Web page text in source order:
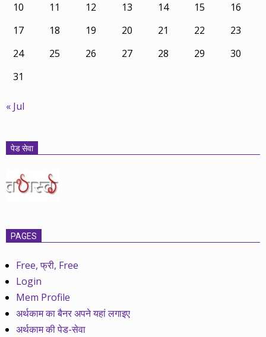
10
11 12 13 14 15
16
17
18 19 20 21 22
23
24
25 26 27 28 29
30
31
« Jul
पेड सेवा
PAGES
Free, फ्री, Free
Login
Mem Profile
अर्थकाम का बैनर अपने यहां लगाइए
अर्थकाम की पेड-सेवा